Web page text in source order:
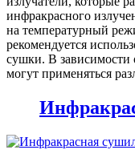
инфракрасного
на температурный
рекомендуется
сушки. В зависимости
могут применяться